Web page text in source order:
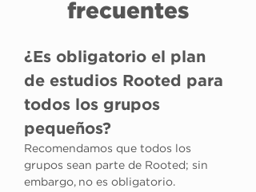
frecuentes
¿Es obligatorio el plan
de estudios Rooted para
todos los grupos
pequeños?
Recomendamos que todos los
grupos sean parte de Rooted; sin
embargo, no es obligatorio.